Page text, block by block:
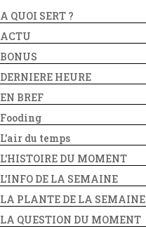
A QUOI SERT ?
ACTU
BONUS
DERNIERE HEURE
EN BREF
Fooding
L'air du temps
L'HISTOIRE DU MOMENT
L'INFO DE LA SEMAINE
LA PLANTE DE LA SEMAINE
LA QUESTION DU MOMENT